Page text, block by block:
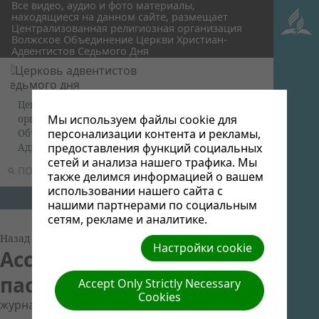
Все видео, аудио и фото материалы,
находящиеся на данном сайте, размещает
Централизованная религиозная организация
Волжское Объединение Церкви Христиан-
Адвентистов Седьмого Дня
ПОИСК МЕНЮ
Централизованная религиозная
организация Волжское
Объединение Церкви Христиан-
Адвентистов Седьмого Дня
Назад к Группам Документов
Ассоциация "Жена
пастора"
журнал "Лилия"
Мы используем файлы cookie для
персонализации контента и рекламы,
предоставления функций социальных
сетей и анализа нашего трафика. Мы
также делимся информацией о вашем
использовании нашего сайта с
нашими партнерами по социальным
сетям, рекламе и аналитике.
Настройки cookie
Accept Only Strictly Necessary
Cookies